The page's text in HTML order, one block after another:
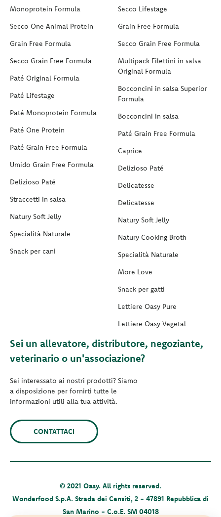
Monoprotein Formula
Secco One Animal Protein
Grain Free Formula
Secco Grain Free Formula
Paté Original Formula
Paté Lifestage
Paté Monoprotein Formula
Paté One Protein
Paté Grain Free Formula
Umido Grain Free Formula
Delizioso Paté
Straccetti in salsa
Natury Soft Jelly
Specialità Naturale
Snack per cani
Secco Lifestage
Grain Free Formula
Secco Grain Free Formula
Multipack Filettini in salsa
Original Formula
Bocconcini in salsa Superior
Formula
Bocconcini in salsa
Paté Grain Free Formula
Caprice
Delizioso Paté
Delicatesse
Delicatesse
Natury Soft Jelly
Natury Cooking Broth
Specialità Naturale
More Love
Snack per gatti
Lettiere Oasy Pure
Lettiere Oasy Vegetal
Sei un allevatore, distributore, negoziante,
veterinario o un'associazione?
Sei interessato ai nostri prodotti? Siamo
a disposizione per fornirti tutte le
informazioni utili alla tua attività.
CONTATTACI
© 2021 Oasy. All rights reserved.
Wonderfood S.p.A. Strada dei Censiti, 2 - 47891 Repubblica di
San Marino - C.o.E. SM 04018